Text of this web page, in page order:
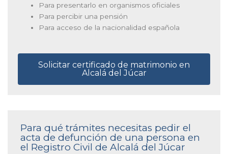
Para presentarlo en organismos oficiales
Para percibir una pensión
Para acceso de la nacionalidad española
Solicitar certificado de matrimonio en
Alcalá del Júcar
Para qué trámites necesitas pedir el
acta de defunción de una persona en
el Registro Civil de Alcalá del Júcar